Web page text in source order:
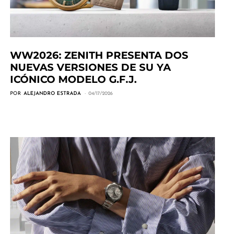
WW2026: ZENITH PRESENTA DOS
NUEVAS VERSIONES DE SU YA
ICÓNICO MODELO G.F.J.
POR ALEJANDRO ESTRADA 04/17/2026